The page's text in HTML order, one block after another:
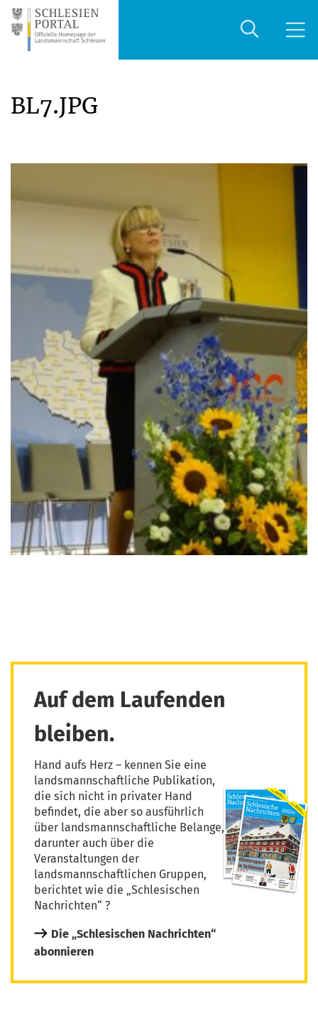
BL7.JPG
Auf dem Laufenden
bleiben.
Hand aufs Herz – kennen Sie eine
landsmannschaftliche Publikation,
die sich nicht in privater Hand
befindet, die aber so ausführlich
über landsmannschaftliche Belange,
darunter auch über die
Veranstaltungen der
landsmannschaftlichen Gruppen,
berichtet wie die „Schlesischen
Nachrichten“ ?
Die „Schlesischen Nachrichten“
abonnieren